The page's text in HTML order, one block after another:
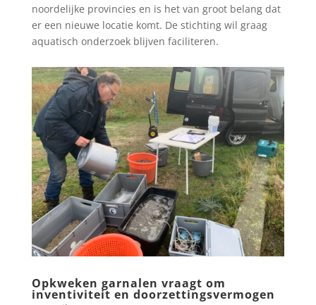
noordelijke provincies en is het van groot belang dat
er een nieuwe locatie komt. De stichting wil graag
aquatisch onderzoek blijven faciliteren.
Opkweken garnalen vraagt om
inventiviteit en doorzettingsvermogen